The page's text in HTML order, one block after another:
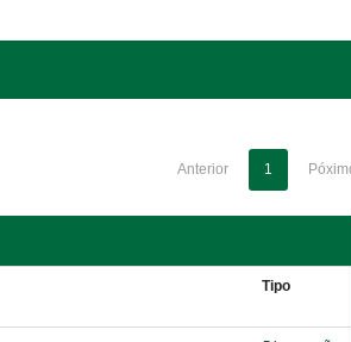
Anterior 1
Tipo